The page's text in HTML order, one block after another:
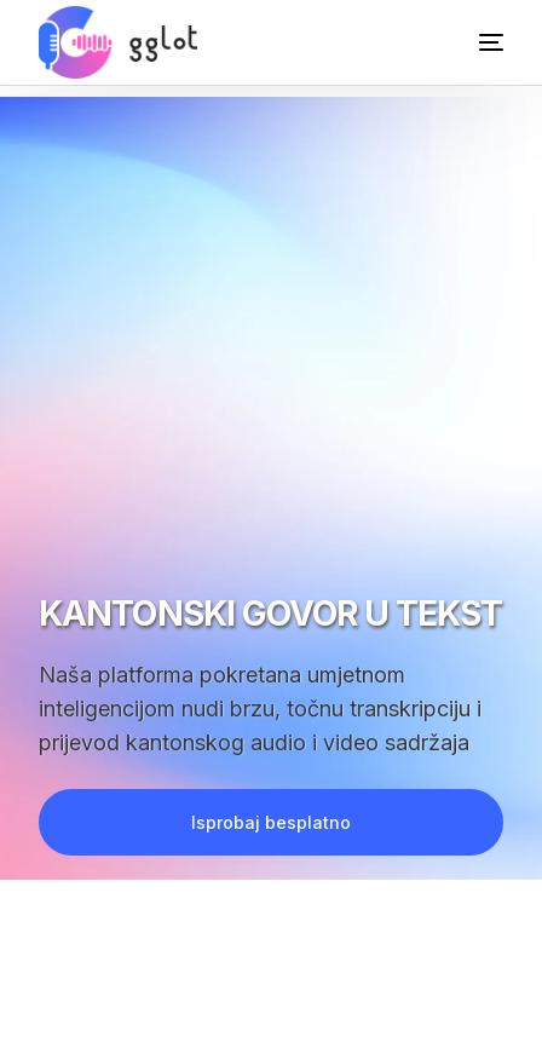
KANTONSKI GOVOR U TEKST
Naša platforma pokretana umjetnom
inteligencijom nudi brzu, točnu transkripciju i
prijevod kantonskog audio i video sadržaja
Isprobaj besplatno